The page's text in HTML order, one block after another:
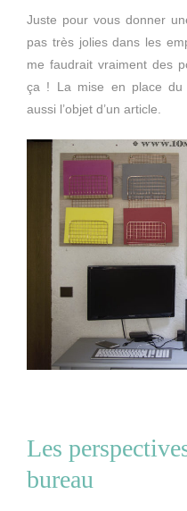
Juste pour vous donner
pas très jolies dans les
me faudrait vraiment des
ça ! La mise en place du
aussi l’objet d’un article.
Les
bureau